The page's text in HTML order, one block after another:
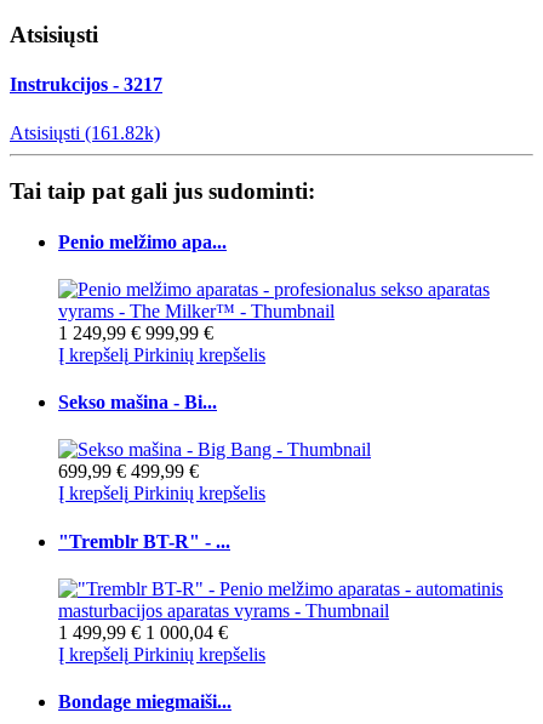
Atsisiųsti
Instrukcijos - 3217
Atsisiųsti (161.82k)
Tai taip pat gali jus sudominti:
Penio melžimo apa...
1 249,99 € 999,99 €
Į krepšelį Pirkinių krepšelis
Sekso mašina - Bi...
699,99 € 499,99 €
Į krepšelį Pirkinių krepšelis
"Tremblr BT-R" - ...
1 499,99 € 1 000,04 €
Į krepšelį Pirkinių krepšelis
Bondage miegmaiši...